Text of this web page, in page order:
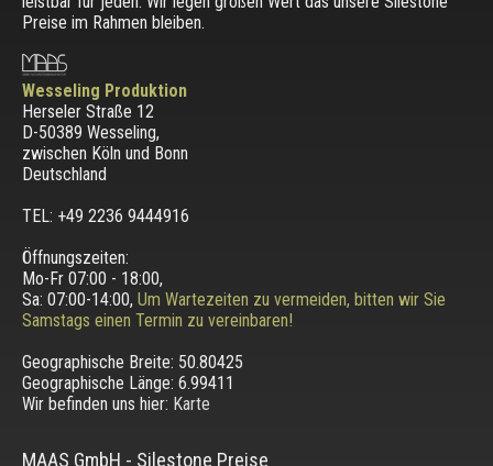
Preise im Rahmen bleiben.
Wesseling Produktion
Herseler Straße 12
D-50389 Wesseling,
zwischen Köln und Bonn
Deutschland
TEL: +49 2236 9444916
Öffnungszeiten:
Mo-Fr 07:00 - 18:00,
Sa: 07:00-14:00, Um Wartezeiten zu vermeiden, bitten wir Sie
Samstags einen Termin zu vereinbaren!
Geographische Breite: 50.80425
Geographische Länge: 6.99411
Wir befinden uns hier: Karte
MAAS GmbH - Silestone Preise